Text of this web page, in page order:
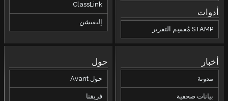
أدوات
STAMP مُقسِم التقرير
ClassLink
إليفيشن
أخبار
مدونة
بيانات صحفية
حول
حول Avant
فريقنا